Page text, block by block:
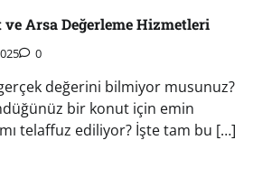
Arsa Değerleme Hizmetleri
0
değerini bilmiyor musunuz?
bir konut için emin
telaffuz ediliyor? İşte tam bu […]